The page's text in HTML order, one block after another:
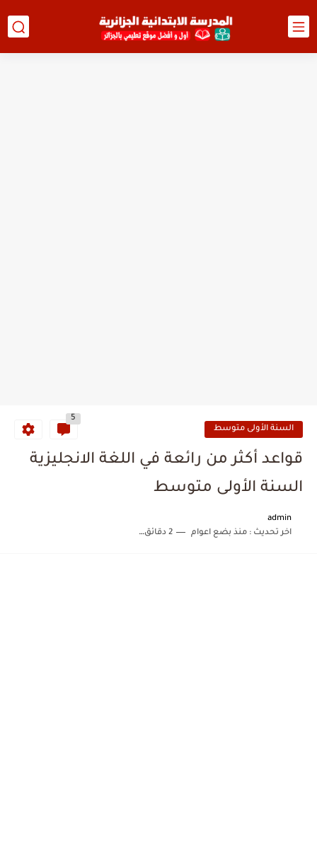
السنة الأولى متوسط
5
قواعد أكثر من رائعة في اللغة الانجليزية
السنة الأولى متوسط
admin
اخر تحديث :منذ بضع اعوام 2 دقائق للقراءة